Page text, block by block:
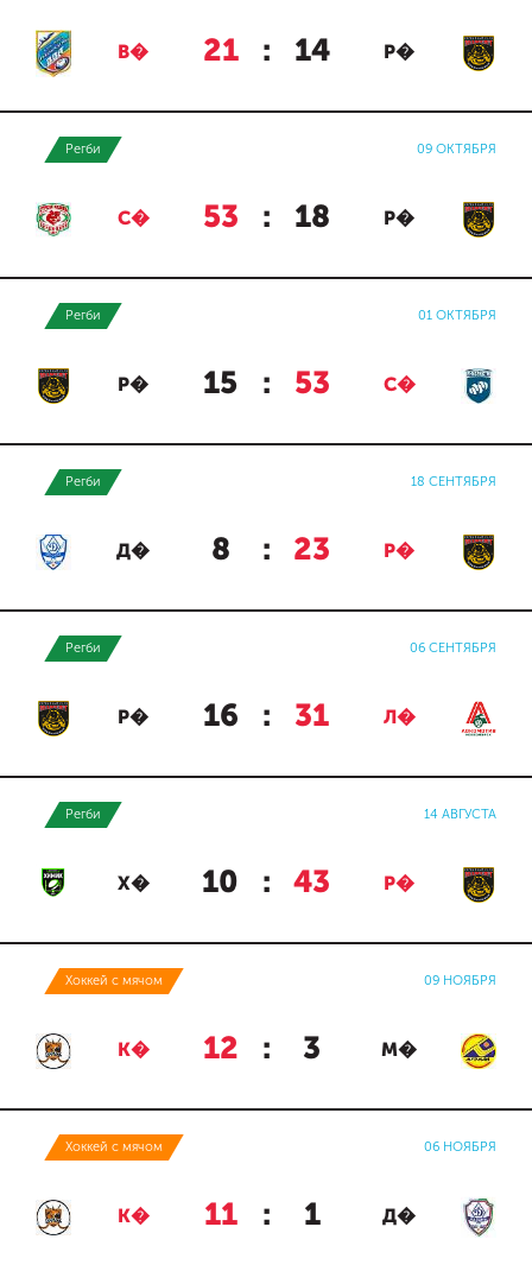
В� 21 : 14 Р�
Регби 09 ОКТЯБРЯ
С� 53 : 18 Р�
Регби 01 ОКТЯБРЯ
Р� 15 : 53 С�
Регби 18 СЕНТЯБРЯ
Д� 8 : 23 Р�
Регби 06 СЕНТЯБРЯ
Р� 16 : 31 Л�
Регби 14 АВГУСТА
Х� 10 : 43 Р�
Хоккей с мячом 09 НОЯБРЯ
К� 12 : 3 М�
Хоккей с мячом 06 НОЯБРЯ
К� 11 : 1 Д�